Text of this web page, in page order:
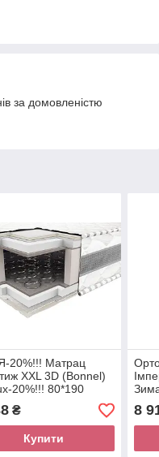
за домовленістю
20%!!! Матрац
XXL 3D (Bonnel)
20%!!! 80*190
₴
Купити
8